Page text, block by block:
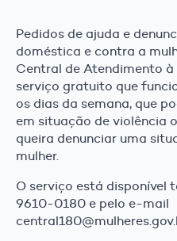
Pedidos de ajuda e
doméstica e contra a
Central de Atendimento à
serviço gratuito que
os dias da semana, que
em situação de violência
queira denunciar uma
mulher.
O serviço está disponível
9610-0180 e pelo e-mail